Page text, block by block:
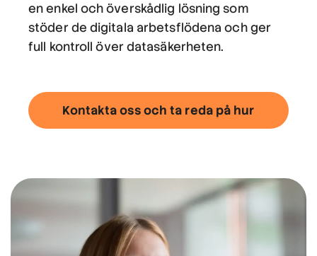
en enkel och överskådlig lösning som
stöder de digitala arbetsflödena och ger
full kontroll över datasäkerheten.
Kontakta oss och ta reda på hur